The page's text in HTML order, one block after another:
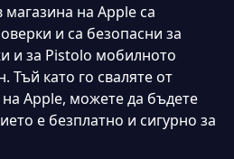
на Apple са
и са безопасни за
и за Pistolo мобилното
като го сваляте от
Apple, можете да бъдете
е безплатно и сигурно за